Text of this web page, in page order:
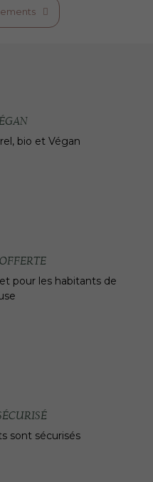
bio et Végan
pour les habitants de
sont sécurisés